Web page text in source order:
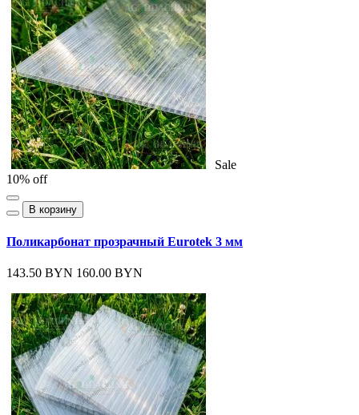
Sale
10% off
В корзину
Поликарбонат прозрачный Eurotek 3 мм
143.50 BYN 160.00 BYN